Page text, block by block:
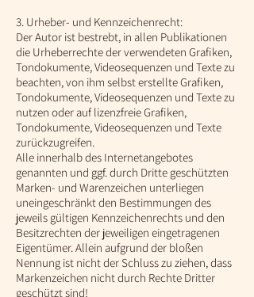
3. Urheber- und Kennzeichenrecht:
Der Autor ist bestrebt, in allen Publikationen
die Urheberrechte der verwendeten Grafiken,
Tondokumente, Videosequenzen und Texte zu
beachten, von ihm selbst erstellte Grafiken,
Tondokumente, Videosequenzen und Texte zu
nutzen oder auf lizenzfreie Grafiken,
Tondokumente, Videosequenzen und Texte
zurückzugreifen.
Alle innerhalb des Internetangebotes
genannten und ggf. durch Dritte geschützten
Marken- und Warenzeichen unterliegen
uneingeschränkt den Bestimmungen des
jeweils gültigen Kennzeichenrechts und den
Besitzrechten der jeweiligen eingetragenen
Eigentümer. Allein aufgrund der bloßen
Nennung ist nicht der Schluss zu ziehen, dass
Markenzeichen nicht durch Rechte Dritter
geschützt sind!